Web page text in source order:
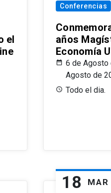
el
Conferencias
años
Economía
6 de Agosto
Agosto de
Todo el dia.
18 MAR